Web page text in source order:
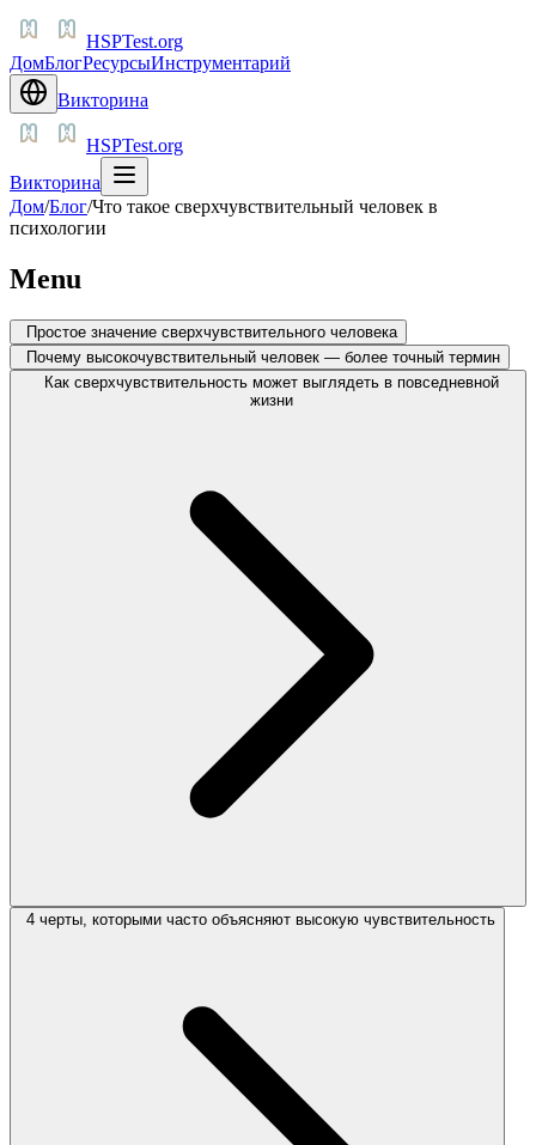
HSPTest.org
ДомБлогРесурсыИнструментарий
Викторина
HSPTest.org
Викторина
Дом/Блог/Что такое сверхчувствительный человек в
психологии
Menu
Простое значение сверхчувствительного человека
Почему высокочувствительный человек — более точный термин
Как сверхчувствительность может выглядеть в повседневной
жизни
4 черты, которыми часто объясняют высокую чувствительность